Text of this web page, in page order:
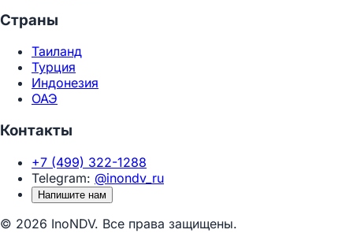
Страны
Таиланд
Турция
Индонезия
ОАЭ
Контакты
+7 (499) 322-1288
Telegram: @inondv_ru
Напишите нам
© 2026 InoNDV. Все права защищены.